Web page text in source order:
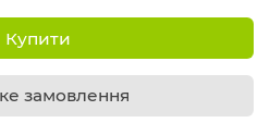
Купити
замовлення